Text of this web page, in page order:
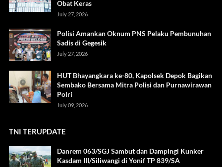
Obat Keras
July 27, 2026
Polisi Amankan Oknum PNS Pelaku Pembunuhan
Sadis di Gegesik
July 27, 2026
HUT Bhayangkara ke-80, Kapolsek Depok Bagikan
Sembako Bersama Mitra Polisi dan Purnawirawan
Polri
July 09, 2026
TNI TERUPDATE
Danrem 063/SGJ Sambut dan Dampingi Kunker
Kasdam III/Siliwangi di Yonif TP 839/SA